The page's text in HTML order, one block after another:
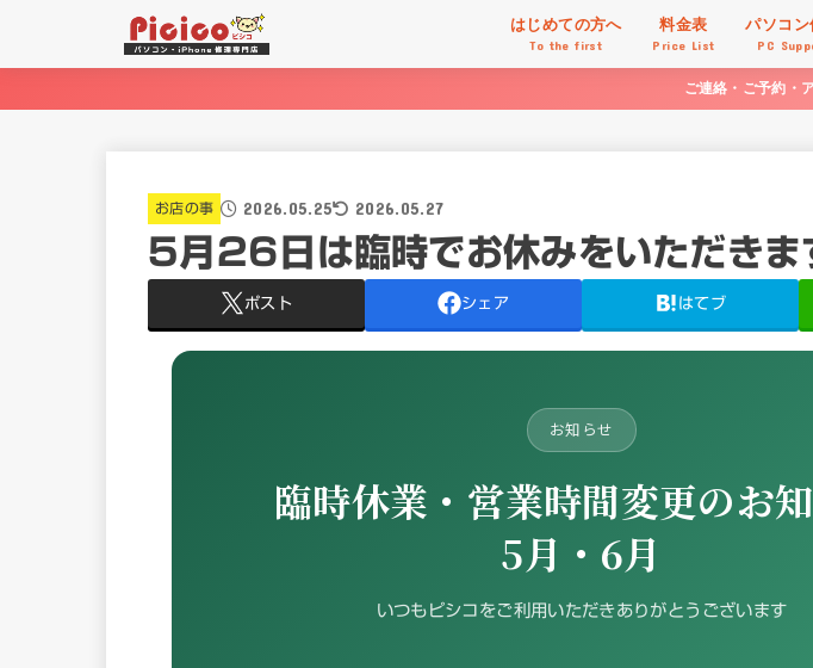
はじめての方へ
To the first
料金表
Price List
パソコン
PC
ご連絡・ご予約・
お店の事 2026.05.25 2026.05.27
5月26日は臨時でお休みをいただきま
ポスト シェア はてブ
お知らせ
臨時休業・営業時間変更のお
5月・6月
いつもピシコをご利用いただきありがとうございます